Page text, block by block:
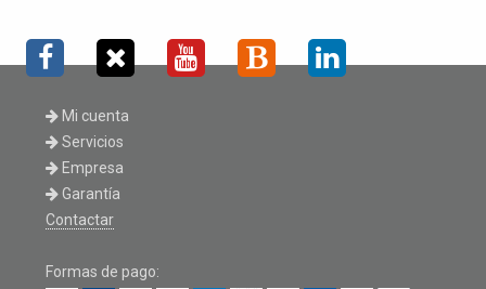
Mi cuenta
Servicios
Empresa
Garantía
Contactar
Formas de pago: